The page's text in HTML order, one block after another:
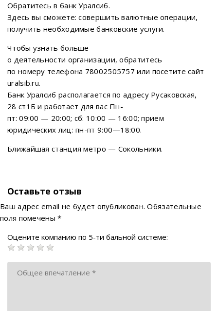
Обратитесь в банк Уралсиб.
Здесь вы сможете: совершить валютные операции,
получить необходимые банковские услуги.
Чтобы узнать больше
о деятельности организации, обратитесь
по номеру телефона 78002505757 или посетите сайт
uralsib.ru.
Банк Уралсиб располагается по адресу Русаковская,
28 ст1Б и работает для вас Пн-
пт: 09:00 — 20:00; сб: 10:00 — 16:00; прием
юридических лиц: пн-пт 9:00—18:00.
Ближайшая станция метро — Сокольники.
Оставьте отзыв
Ваш адрес email не будет опубликован. Обязательные
поля помечены*
Оцените компанию по 5-ти бальной системе: